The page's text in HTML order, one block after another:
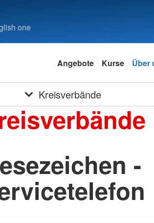
one
Angebote Kurse Über
Kreisverbände
-